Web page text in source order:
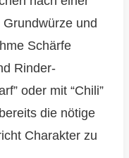
und
Schärfe
Rinder-
oder mit “Chili”
die nötige
Charakter zu